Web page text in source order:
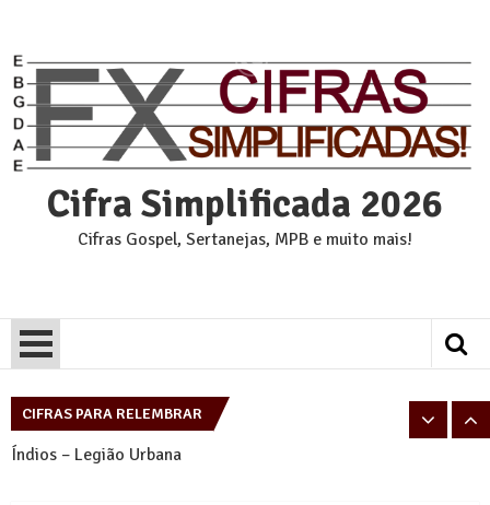
content
Cifra Simplificada 2026
Cifras Gospel, Sertanejas, MPB e muito mais!
CIFRAS PARA RELEMBRAR
Pais e Filhos – Legião Urbana
Índios – Legião Urbana